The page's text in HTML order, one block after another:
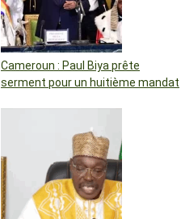
Cameroun : Paul Biya prête
serment pour un huitième mandat